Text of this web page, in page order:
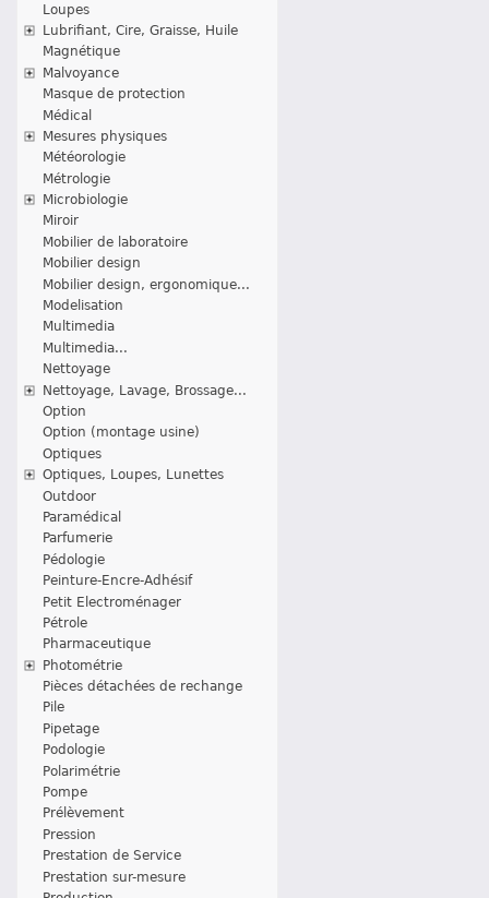
Loupes
Lubrifiant, Cire, Graisse, Huile
Magnétique
Malvoyance
Masque de protection
Médical
Mesures physiques
Météorologie
Métrologie
Microbiologie
Miroir
Mobilier de laboratoire
Mobilier design
Mobilier design, ergonomique...
Modelisation
Multimedia
Multimedia...
Nettoyage
Nettoyage, Lavage, Brossage...
Option
Option (montage usine)
Optiques
Optiques, Loupes, Lunettes
Outdoor
Paramédical
Parfumerie
Pédologie
Peinture-Encre-Adhésif
Petit Electroménager
Pétrole
Pharmaceutique
Photométrie
Pièces détachées de rechange
Pile
Pipetage
Podologie
Polarimétrie
Pompe
Prélèvement
Pression
Prestation de Service
Prestation sur-mesure